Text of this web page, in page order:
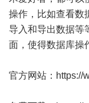
操作，比如查看数
导入和导出数据等
面，使得数据库操
官方网站： https://